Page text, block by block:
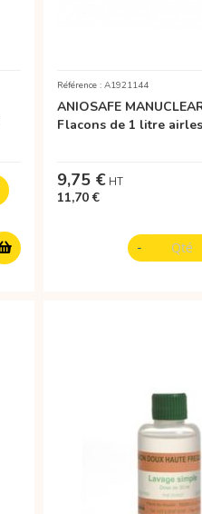
Référence : A1921144
ANIOSAFE
Flacons de 1 litre
9,75 €
11,70 €